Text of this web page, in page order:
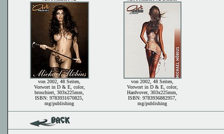
von 2002, 48 Seiten,
Vorwort in D & E, color,
broschiert, 303x225mm,
ISBN: 9783931670825,
mg/publishing
von 2002, 48 Seiten,
Vorwort in D & E, color,
Hardvover, 303x225mm,
ISBN: 9783936882957,
mg/publishing